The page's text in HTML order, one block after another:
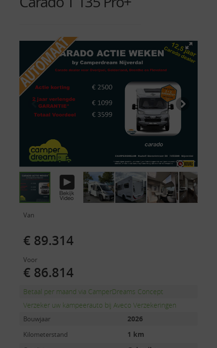
Van
€ 89.314
Voor
€ 86.814
Betaal per maand via CamperDreams Concept
Verzeker uw kampeerauto bij Aveco Verzekeringen
Bouwjaar 2026
Kilometerstand 1 km